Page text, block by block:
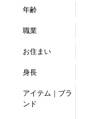
年齢
職業
お住まい
身長
アイテム｜ブラ
ンド